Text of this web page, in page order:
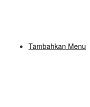
Tambahkan Menu